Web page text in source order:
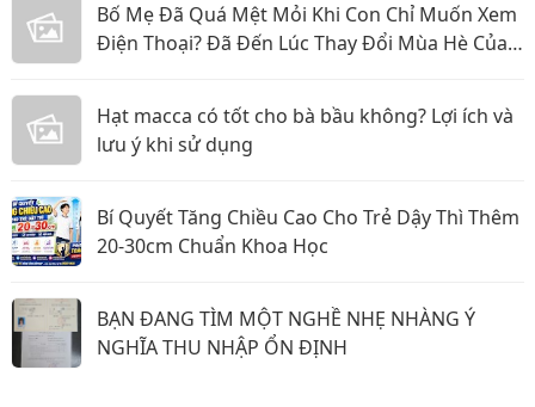
Bố Mẹ Đã Quá Mệt Mỏi Khi Con Chỉ Muốn Xem
Điện Thoại? Đã Đến Lúc Thay Đổi Mùa Hè Của
Hạt macca có tốt cho bà bầu không? Lợi ích và
lưu ý khi sử dụng
Bí Quyết Tăng Chiều Cao Cho Trẻ Dậy Thì Thêm
20-30cm Chuẩn Khoa Học
BẠN ĐANG TÌM MỘT NGHỀ NHẸ NHÀNG Ý
NGHĨA THU NHẬP ỔN ĐỊNH